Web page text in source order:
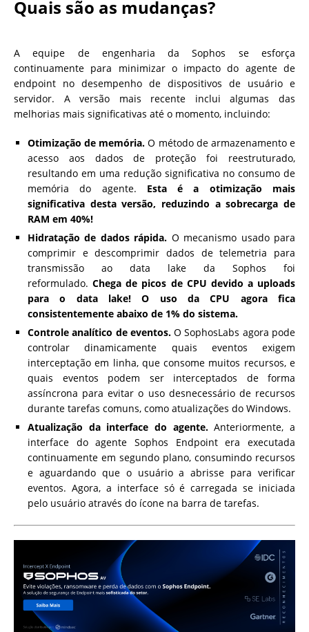
Quais são as mudanças?
A equipe de engenharia da Sophos se esforça
continuamente para minimizar o impacto do agente de
endpoint no desempenho de dispositivos de usuário e
servidor. A versão mais recente inclui algumas das
melhorias mais significativas até o momento, incluindo:
Otimização de memória. O método de armazenamento e
acesso aos dados de proteção foi reestruturado,
resultando em uma redução significativa no consumo de
memória do agente. Esta é a otimização mais
significativa desta versão, reduzindo a sobrecarga de
RAM em 40%!
Hidratação de dados rápida. O mecanismo usado para
comprimir e descomprimir dados de telemetria para
transmissão ao data lake da Sophos foi
reformulado.Chega de picos de CPU devido a uploads
para o data lake! O uso da CPU agora fica
consistentemente abaixo de 1% do sistema.
Controle analítico de eventos.O SophosLabs agora pode
controlar dinamicamente quais eventos exigem
interceptação em linha, que consome muitos recursos, e
quais eventos podem ser interceptados de forma
assíncrona para evitar o uso desnecessário de recursos
durante tarefas comuns, como atualizações do Windows.
Atualização da interface do agente.Anteriormente, a
interface do agente Sophos Endpoint era executada
continuamente em segundo plano, consumindo recursos
e aguardando que o usuário a abrisse para verificar
eventos. Agora, a interface só é carregada se iniciada
pelo usuário através do ícone na barra de tarefas.